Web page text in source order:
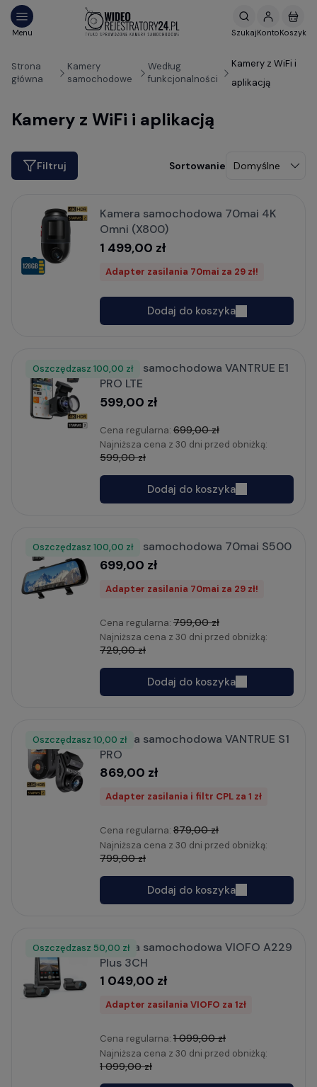
Strona
główna
Kamery
samochodowe
Według
funkcjonalności
Kamery z WiFi i
aplikacją
Kamery z WiFi i aplikacją
Filtruj
Kamera samochodowa 70mai 4K
Omni (X800)
1 499,00 zł
Adapter zasilania 70mai za 29 zł!
Dodaj do koszyka
Kamera samochodowa VANTRUE E1
PRO LTE
599,00 zł
Oszczędzasz 100,00 zł
Cena regularna: 699,00 zł
Najniższa cena z 30 dni przed obniżką:
599,00 zł
Dodaj do koszyka
Rabat
Kamera samochodowa 70mai S500
699,00 zł
Adapter zasilania 70mai za 29 zł!
Oszczędzasz 100,00 zł
Cena regularna: 799,00 zł
Najniższa cena z 30 dni przed obniżką:
729,00 zł
Dodaj do koszyka
Rabat
Kamera samochodowa VANTRUE S1
PRO
869,00 zł
Adapter zasilania i filtr CPL za 1 zł
Oszczędzasz 10,00 zł
Cena regularna: 879,00 zł
Najniższa cena z 30 dni przed obniżką:
799,00 zł
Dodaj do koszyka
Rabat
Kamera samochodowa VIOFO A229
Plus 3CH
1 049,00 zł
Adapter zasilania VIOFO za 1zł
Oszczędzasz 50,00 zł
Cena regularna: 1 099,00 zł
Najniższa cena z 30 dni przed obniżką:
1 099,00 zł
Rabat